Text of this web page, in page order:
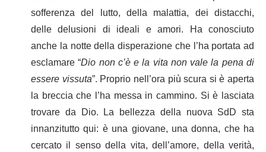
sofferenza del lutto, della malattia, dei distacchi,
delle delusioni di ideali e amori. Ha conosciuto
anche la notte della disperazione che l’ha portata ad
esclamare “Dio non c’è e la vita non vale la pena di
essere vissuta”. Proprio nell’ora più scura si è aperta
la breccia che l’ha messa in cammino. Si è lasciata
trovare da Dio. La bellezza della nuova SdD sta
innanzitutto qui: è una giovane, una donna, che ha
cercato il senso della vita, dell’amore, della verità,